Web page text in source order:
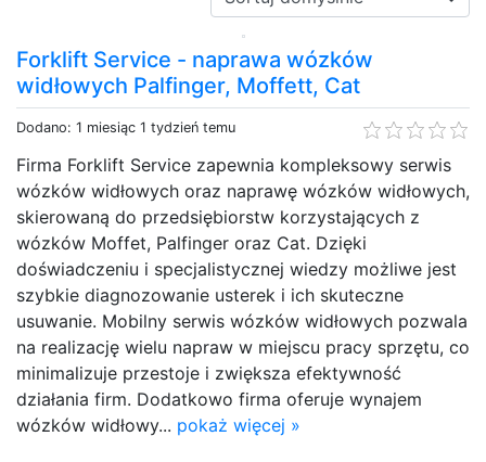
Forklift Service - naprawa wózków
widłowych Palfinger, Moffett, Cat
Dodano: 1 miesiąc 1 tydzień temu
Firma Forklift Service zapewnia kompleksowy serwis
wózków widłowych oraz naprawę wózków widłowych,
skierowaną do przedsiębiorstw korzystających z
wózków Moffet, Palfinger oraz Cat. Dzięki
doświadczeniu i specjalistycznej wiedzy możliwe jest
szybkie diagnozowanie usterek i ich skuteczne
usuwanie. Mobilny serwis wózków widłowych pozwala
na realizację wielu napraw w miejscu pracy sprzętu, co
minimalizuje przestoje i zwiększa efektywność
działania firm. Dodatkowo firma oferuje wynajem
wózków widłowy... pokaż więcej »